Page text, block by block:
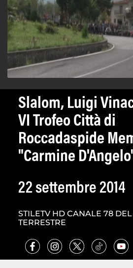
Slalom, Luigi
VI Trofeo Città di
Roccadaspide
"Carmine
22 settembre 2014
STILETV HD CANALE 78
TERRESTRE